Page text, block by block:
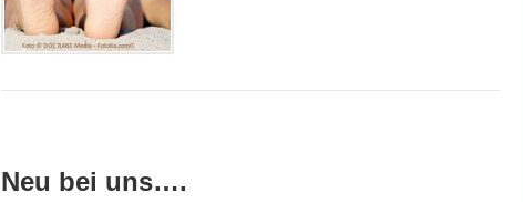
Neu bei uns….